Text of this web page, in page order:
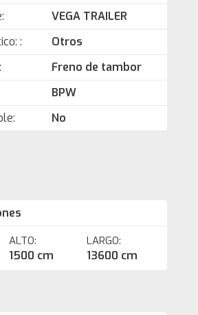
VEGA TRAILER
:
Otros
Freno de tambor
BPW
No
ALTO:
1500 cm
LARGO:
13600 cm